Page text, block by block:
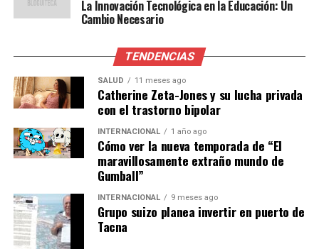
“Para Spain AI es un
orgullo colaborar con la
Feria de Valladolid en una
iniciativa como Technology
Show, que pone la
tecnología al servicio de las
pequeñas y medianas
empresas”.
Componentes del Technology
La Innovación Tecnológica en la Educación: Un
Cambio Necesario
TENDENCIAS
SALUD 11 meses ago
Catherine Zeta-Jones y su lucha privada
con el trastorno bipolar
INTERNACIONAL 1 año ago
Cómo ver la nueva temporada de “El
maravillosamente extraño mundo de
Gumball”
INTERNACIONAL 9 meses ago
Grupo suizo planea invertir en puerto de
Tacna